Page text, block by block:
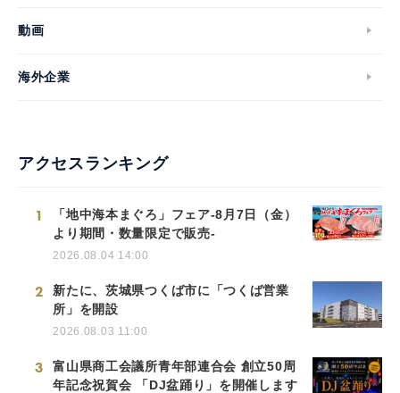
動画
海外企業
アクセスランキング
1
「地中海本まぐろ」フェア-8月7日（金）
より期間・数量限定で販売-
2026.08.04 14:00
2
新たに、茨城県つくば市に「つくば営業
所」を開設
2026.08.03 11:00
3
富山県商工会議所青年部連合会 創立50周
年記念祝賀会 「DJ盆踊り」を開催します